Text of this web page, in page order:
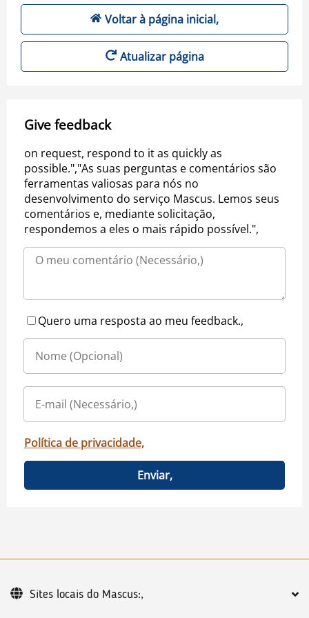
Voltar à página inicial,
Atualizar página
Give feedback
on request, respond to it as quickly as
possible.","As suas perguntas e comentários são
ferramentas valiosas para nós no
desenvolvimento do serviço Mascus. Lemos seus
comentários e, mediante solicitação,
respondemos a eles o mais rápido possível.",
Quero uma resposta ao meu feedback.,
Política de privacidade,
Enviar,
Sites locais do Mascus:,